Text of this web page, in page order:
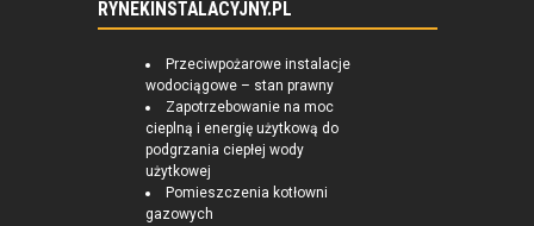
RYNEKINSTALACYJNY.PL
Przeciwpożarowe instalacje
wodociągowe – stan prawny
Zapotrzebowanie na moc
cieplną i energię użytkową do
podgrzania ciepłej wody
użytkowej
Pomieszczenia kotłowni
gazowych